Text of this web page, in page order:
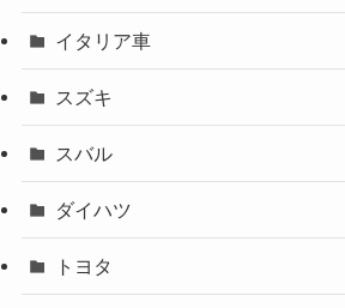
イタリア車
スズキ
スバル
ダイハツ
トヨタ